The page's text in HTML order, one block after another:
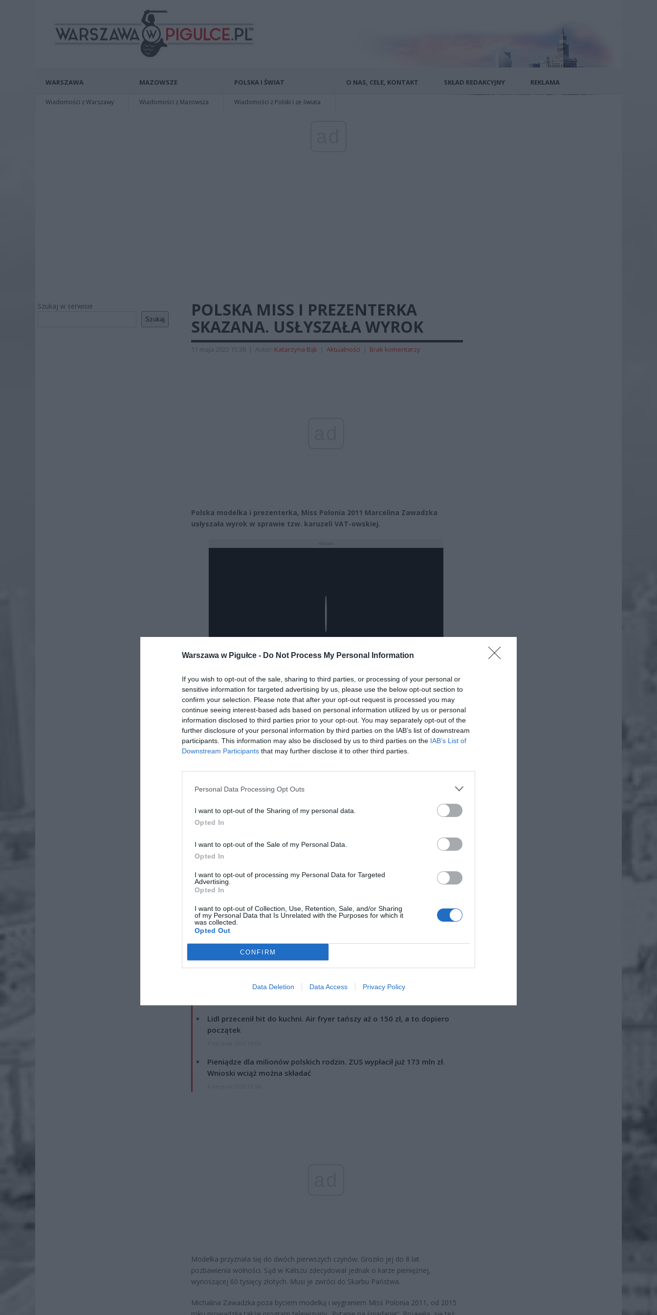
Warszawa w Pigułce - Do Not Process My Personal Information
If you wish to opt-out of the sale, sharing to third parties, or processing of your personal or
sensitive information for targeted advertising by us, please use the below opt-out section to
confirm your selection. Please note that after your opt-out request is processed you may
continue seeing interest-based ads based on personal information utilized by us or personal
information disclosed to third parties prior to your opt-out. You may separately opt-out of the
further disclosure of your personal information by third parties on the IAB’s list of downstream
participants. This information may also be disclosed by us to third parties on the IAB’s List of
Downstream Participants that may further disclose it to other third parties.
Personal Data Processing Opt Outs
I want to opt-out of the Sharing of my personal data.
Opted In
I want to opt-out of the Sale of my Personal Data.
Opted In
I want to opt-out of processing my Personal Data for Targeted
Advertising.
Opted In
I want to opt-out of Collection, Use, Retention, Sale, and/or Sharing
of my Personal Data that Is Unrelated with the Purposes for which it
was collected.
Opted Out
CONFIRM
Data Deletion Data Access Privacy Policy
WARSZAWA
Wiadomości z Warszawy
MAZOWSZE
Wiadomości z Mazowsza
POLSKA I ŚWIAT
Wiadomości z Polski i ze świata
O NAS, CELE, KONTAKT SKŁAD REDAKCYJNY REKLAMA
Szukaj w serwisie
Szukaj
POLSKA MISS I PREZENTERKA
SKAZANA. USŁYSZAŁA WYROK
11 maja 2022 15:38 | Autor: Katarzyna Bąk | Aktualności | Brak komentarzy
Polska modelka i prezenterka, Miss Polonia 2011 Marcelina Zawadzka
usłyszała wyrok w sprawie tzw. karuzeli VAT-owskiej.
ad
Dodaj nas do preferowanych źródeł w Google Dodaj
Marcelina Zawadzka, polska modelka i prezenterka oraz Miss Polonia 2011 usłyszała
dziś wyrok sądu w głośnej sprawy o wyłudzanie podatku VAT, która dotyczyła aż 18
osób. Marcelina Zawadzka w sprawie jest oskarżona o oszustwa skarbowe,
fałszerstwo faktur i pranie brudnych pieniędzy. Jako jedyna jednak nie usłyszała
ZOBACZ RÓWNIEŻ:
Lidl przecenił hit do kuchni. Air fryer tańszy aż o 150 zł, a to dopiero
początek
Pieniądze dla milionów polskich rodzin. ZUS wypłacił już 173 mln zł.
Wnioski wciąż można składać
Modelka przyznała się do dwóch pierwszych czynów. Groziło jej do 8 lat
pozbawienia wolności. Sąd w Kaliszu zdecydował jednak o karze pieniężnej,
wynoszącej 60 tysięcy złotych. Musi je zwróci do Skarbu Państwa.
Michalina Zawadzka poza byciem modelką i wygraniem Miss Polonia 2011, od 2015